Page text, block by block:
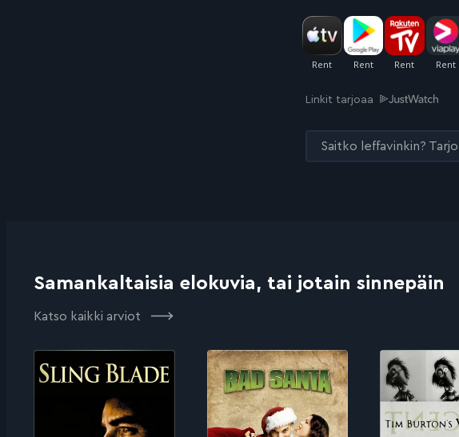
Linkit tarjoaa
Saitko leffavinkin?
Samankaltaisia elokuvia, tai jotain sinnepäin
Katso kaikki arviot